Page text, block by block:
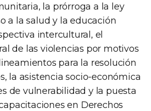
la prórroga a la ley
a la salud y la educación
intercultural, el
de las violencias por motivos
para la resolución
la asistencia socio-económica
de vulnerabilidad y la puesta
en Derechos